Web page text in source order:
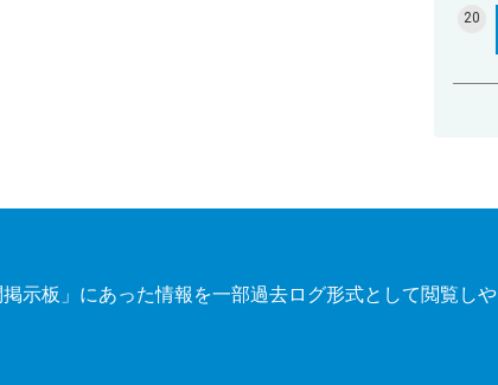
20
示板」にあった情報を一部過去ログ形式として閲覧しや